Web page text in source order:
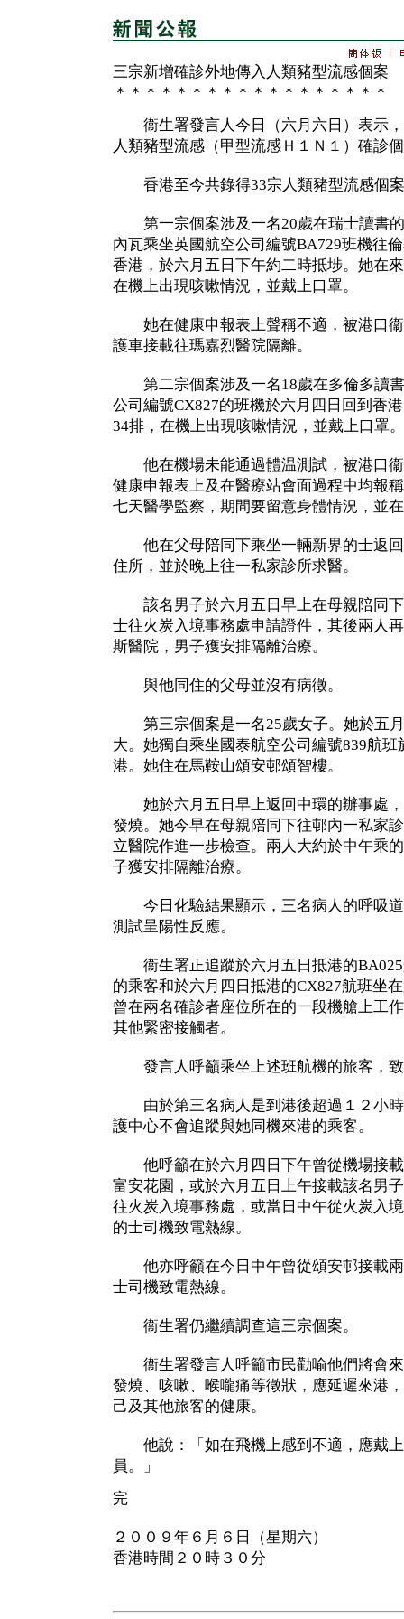
三宗新增確診外地傳入人類豬型流感個案
＊＊＊＊＊＊＊＊＊＊＊＊＊＊＊＊＊＊
衞生署發言人今日（六月六日）表示，
人類豬型流感（甲型流感Ｈ１Ｎ１）確診
香港至今共錄得33宗人類豬型流感個案
第一宗個案涉及一名20歲在瑞士讀書的
內瓦乘坐英國航空公司編號BA729班機往
香港，於六月五日下午約二時抵埗。她在
在機上出現咳嗽情況，並戴上口罩。
她在健康申報表上聲稱不適，被港口衞
護車接載往瑪嘉烈醫院隔離。
第二宗個案涉及一名18歲在多倫多讀書
公司編號CX827的班機於六月四日回到香
34排，在機上出現咳嗽情況，並戴上口罩。
他在機場未能通過體温測試，被港口衞
健康申報表上及在醫療站會面過程中均報
七天醫學監察，期間要留意身體情況，並
他在父母陪同下乘坐一輛新界的士返回
住所，並於晚上往一私家診所求醫。
該名男子於六月五日早上在母親陪同下
士往火炭入境事務處申請證件，其後兩人
斯醫院，男子獲安排隔離治療。
與他同住的父母並沒有病徵。
第三宗個案是一名25歲女子。她於五月
大。她獨自乘坐國泰航空公司編號839航
港。她住在馬鞍山頌安邨頌智樓。
她於六月五日早上返回中環的辦事處，
發燒。她今早在母親陪同下往邨內一私家
立醫院作進一步檢查。兩人大約於中午乘
子獲安排隔離治療。
今日化驗結果顯示，三名病人的呼吸道
測試呈陽性反應。
衞生署正追蹤於六月五日抵港的BA025
的乘客和於六月四日抵港的CX827航班坐
曾在兩名確診者座位所在的一段機艙上工
其他緊密接觸者。
發言人呼籲乘坐上述班航機的旅客，致
由於第三名病人是到港後超過１２小時
護中心不會追蹤與她同機來港的乘客。
他呼籲在於六月四日下午曾從機場接載
富安花園，或於六月五日上午接載該名男
往火炭入境事務處，或當日中午從火炭入
的士司機致電熱線。
他亦呼籲在今日中午曾從頌安邨接載兩
士司機致電熱線。
衞生署仍繼續調查這三宗個案。
衞生署發言人呼籲市民勸喻他們將會來
發燒、咳嗽、喉嚨痛等徵狀，應延遲來港
己及其他旅客的健康。
他說：「如在飛機上感到不適，應戴上
員。」
完
２００９年６月６日（星期六）
香港時間２０時３０分